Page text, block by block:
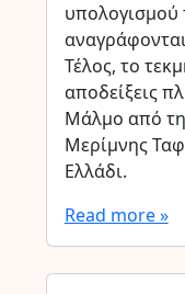
υπολογισμού
Τέλος, το
αποδείξεις
Μάλμο από
Μερίμνης
Ελλάδι.
Read more »